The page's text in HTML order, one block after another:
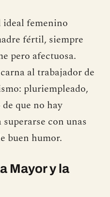
ideal femenino
fértil, siempre
pero afectuosa.
al trabajador de
pluriempleado,
que no hay
con unas
buen humor.
Mayor y la